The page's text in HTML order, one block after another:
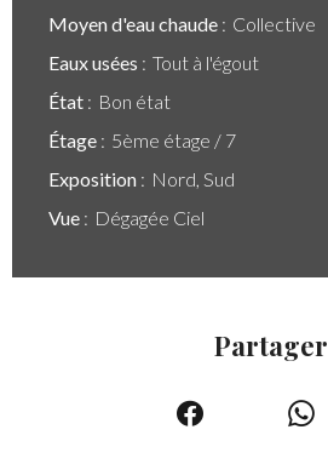
Moyen d'eau chaude
Collective
Eaux usées
Tout à l'égout
État
Bon état
Étage
5ème étage / 7
Exposition
Nord, Sud
Vue
Dégagée Ciel
Partager